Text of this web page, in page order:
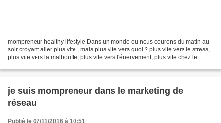
mompreneur healthy lifestyle Dans un monde ou nous courons du matin au
soir croyant aller plus vite , mais plus vite vers quoi ? plus vite vers le stress,
plus vite vers la malbouffe, plus vite vers l'énervement, plus vite chez le
je suis mompreneur dans le marketing de
réseau
Publié le 07/11/2016 à 10:51